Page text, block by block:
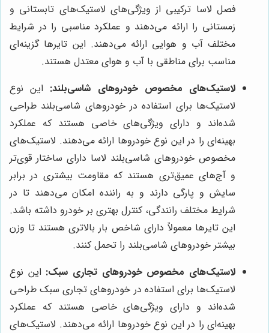
فصل لاسا ترکیبی از ویژگی‌های لاستیک‌های تابستانی و
زمستانی را ارائه می‌دهند و عملکرد مناسبی را در شرایط
مختلف آب و هوایی ارائه می‌دهند. این تایرها گزینه‌ای
مناسب برای مناطقی با آب و هوای معتدل هستند.
لاستیک‌های مخصوص خودروهای شاسی‌بلند: این نوع
لاستیک‌ها برای استفاده در خودروهای شاسی‌بلند طراحی
شده‌اند و دارای ویژگی‌های خاصی هستند که عملکرد
بهینه‌ای را در این نوع خودروها ارائه می‌دهند. لاستیک‌های
مخصوص خودروهای شاسی‌بلند لاسا دارای ساختار قوی‌تر
و آج‌های عمیق‌تری هستند که مقاومت بیشتری در برابر
سایش و پارگی دارند و به راننده امکان می‌دهند تا در
شرایط مختلف رانندگی، کنترل بهتری بر خودرو داشته باشد.
این تایرها معمولاً دارای شاخص بار بالاتری هستند تا وزن
بیشتر خودروهای شاسی‌بلند را تحمل کنند.
لاستیک‌های مخصوص خودروهای تجاری سبک: این نوع
لاستیک‌ها برای استفاده در خودروهای تجاری سبک طراحی
شده‌اند و دارای ویژگی‌های خاصی هستند که عملکرد
بهینه‌ای را در این نوع خودروها ارائه می‌دهند. لاستیک‌های